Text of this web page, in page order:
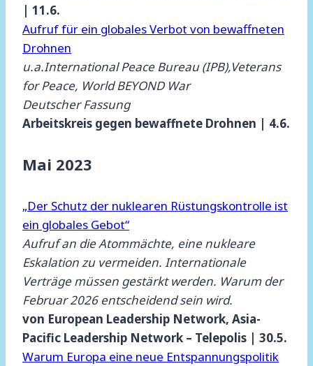
| 11.6.
Aufruf für ein globales Verbot von bewaffneten
Drohnen
u.a.International Peace Bureau (IPB),Veterans
for Peace, World BEYOND War
Deutscher Fassung
Arbeitskreis gegen bewaffnete Drohnen | 4.6.
Mai 2023
„Der Schutz der nuklearen Rüstungskontrolle ist
ein globales Gebot“
Aufruf an die Atommächte, eine nukleare
Eskalation zu vermeiden. Internationale
Verträge müssen gestärkt werden. Warum der
Februar 2026 entscheidend sein wird.
von European Leadership Network, Asia-
Pacific Leadership Network – Telepolis | 30.5.
Warum Europa eine neue Entspannungspolitik